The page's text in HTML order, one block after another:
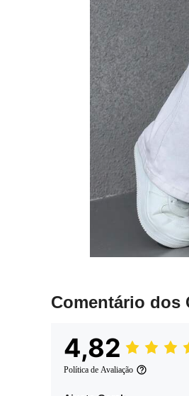
Comentário dos
4,82
Política de Avaliação